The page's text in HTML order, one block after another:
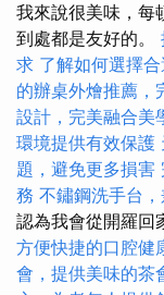
我來說很美味，每
到處都是友好的。
求 了解如何選擇
的辦桌外燴推薦，
設計，完美融合美
環境提供有效保護
題，避免更多損害
務 不鏽鋼洗手台
認為我會從開羅回
方便快捷的口腔健
會，提供美味的茶